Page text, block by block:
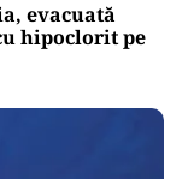
evacuată
hipoclorit pe